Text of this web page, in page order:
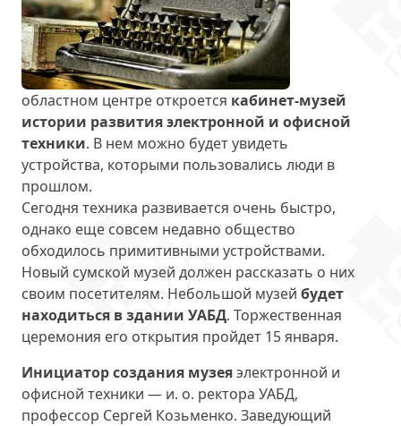
областном центре откроется кабинет-музей
истории развития электронной и офисной
техники. В нем можно будет увидеть
устройства, которыми пользовались люди в
прошлом.
Сегодня техника развивается очень быстро,
однако еще совсем недавно общество
обходилось примитивными устройствами.
Новый сумской музей должен рассказать о них
своим посетителям. Небольшой музей будет
находиться в здании УАБД. Торжественная
церемония его открытия пройдет 15 января.
Инициатор создания музеяэлектронной и
офисной техники — и. о. ректора УАБД,
профессор Сергей Козьменко. Заведующий